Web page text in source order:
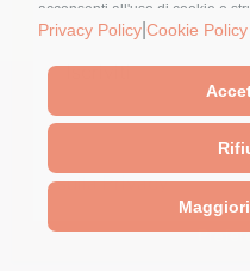
acconsenti all'uso di cookie e
"Gestisci Preferenze" per
modificare le tue preferenze in
"Preferenze Cookie" in fondo
basso a sinistra. Le tue
Privacy Policy Cookie Policy
© 2023 - Pubblicato da
Sede Legale: Via Val di
Operativa: Via
Partita Iva 12409240962 -
Cliccando sul tasto
accettare, aver letto
sulla Privacy